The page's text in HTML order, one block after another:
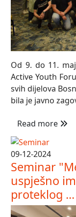
Od 9. do 11.
Active Youth
svih dijelova
bila je javno
Read more
09-12-2024
Seminar
uspješno
proteklog ...